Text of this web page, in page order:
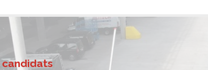
candidats